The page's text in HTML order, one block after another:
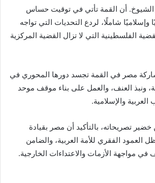
أن القمة تأتي في توقيت حساس
شاملًا، لردع التحديات التي تواجه
الفلسطينية التي لا تزال القضية المركزية
مصر في القمة تجسد دورها المحوري في
ونبذ العنف، والعمل على بناء موقف موحد
والإسلامية.
تصريحاته، بالتأكيد أن مصر بقيادة
الفقري للأمة العربية، والضامن
مواجهة الأزمات والاعتداءات الخارجية.